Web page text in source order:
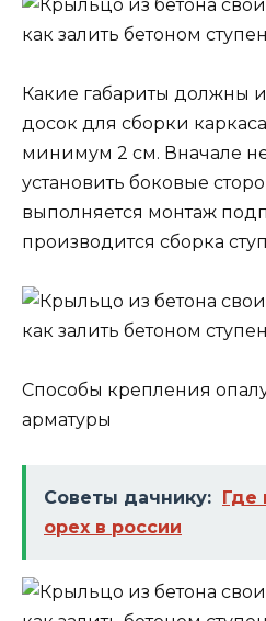
Какие габариты должны
досок для сборки
минимум 2 см. Вначале
установить боковые
выполняется монтаж
производится сборка
Способы крепления
арматуры
Советы дачнику: Где
орех в россии